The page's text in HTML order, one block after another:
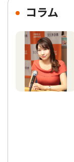
コラム